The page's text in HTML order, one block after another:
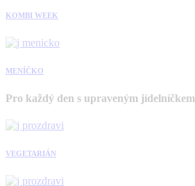
KOMBI WEEK
MENÍČKO
Pro každý den s upraveným jídelníčkem
VEGETARIÁN